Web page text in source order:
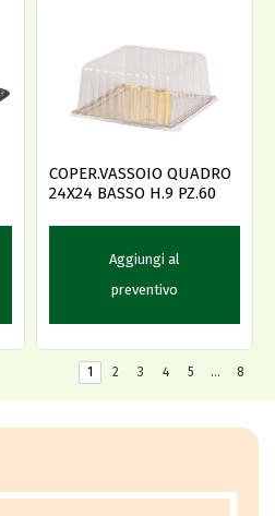
COPER.VASSOIO QUADRO
24X24 BASSO H.9 PZ.60
Aggiungi al
preventivo
1 2 3 4 5 … 8